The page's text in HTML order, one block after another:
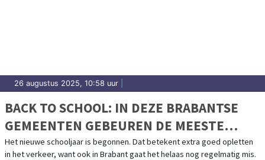
26 augustus 2025, 10:58 uur
BACK TO SCHOOL: IN DEZE BRABANTSE
GEMEENTEN GEBEUREN DE MEESTE
FIETSONGEVALLEN
Het nieuwe schooljaar is begonnen. Dat betekent extra goed opletten
in het verkeer, want ook in Brabant gaat het helaas nog regelmatig mis.